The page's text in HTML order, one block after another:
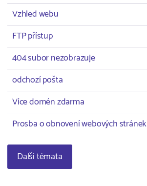
Vzhled webu
FTP přístup
404 subor nezobrazuje
odchozí pošta
Více domén zdarma
Prosba o obnovení webových stránek
Další témata